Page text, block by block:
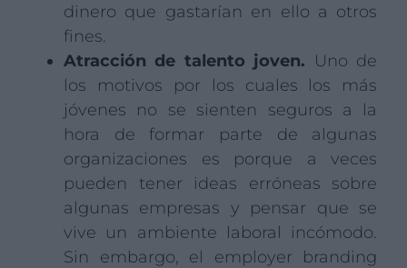
dinero que gastarían en ello a otros
fines.
Atracción de talento joven. Uno de
los motivos por los cuales los más
jóvenes no se sienten seguros a la
hora de formar parte de algunas
organizaciones es porque a veces
pueden tener ideas erróneas sobre
algunas empresas y pensar que se
vive un ambiente laboral incómodo.
Sin embargo, el employer branding